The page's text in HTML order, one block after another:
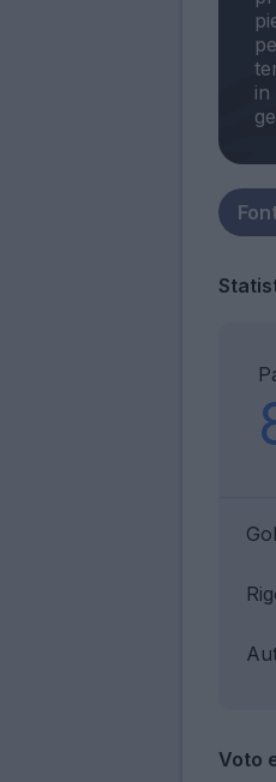
in
Voto